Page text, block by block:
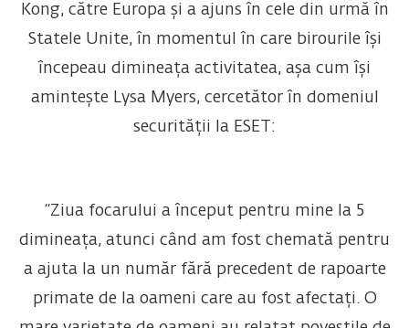
Kong, către Europa și a ajuns în cele din urmă în
Statele Unite, în momentul în care birourile își
începeau dimineața activitatea, așa cum își
amintește Lysa Myers, cercetător în domeniul
securității la ESET:
“Ziua focarului a început pentru mine la 5
dimineața, atunci când am fost chemată pentru
a ajuta la un număr fără precedent de rapoarte
primate de la oameni care au fost afectați. O